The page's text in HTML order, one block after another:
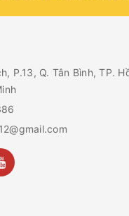
P.13, Q. Tân Bình, TP.